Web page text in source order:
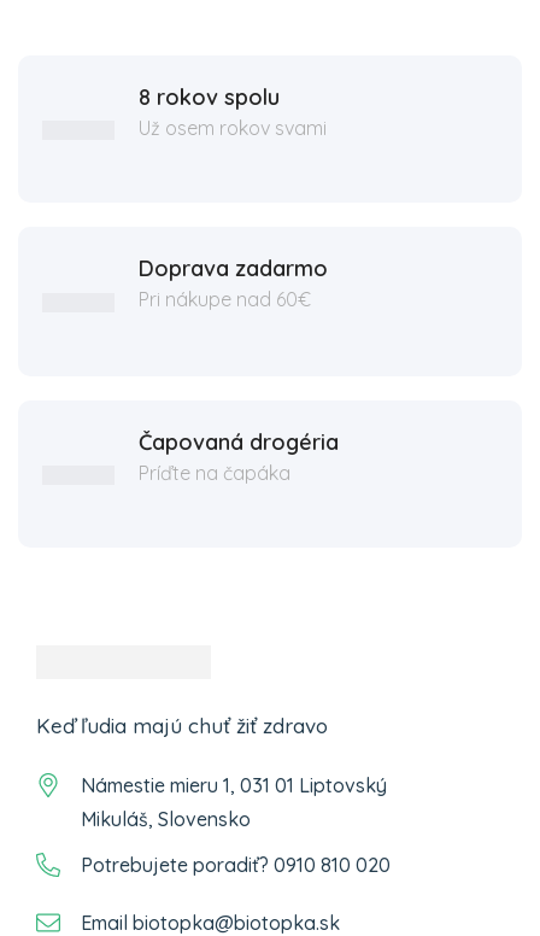
8 rokov spolu
Už osem rokov svami
Doprava zadarmo
Pri nákupe nad 60€
Čapovaná drogéria
Príďte na čapáka
Keď ľudia majú chuť žiť zdravo
Námestie mieru 1, 031 01 Liptovský
Mikuláš, Slovensko
Potrebujete poradiť? 0910 810 020
Email biotopka@biotopka.sk